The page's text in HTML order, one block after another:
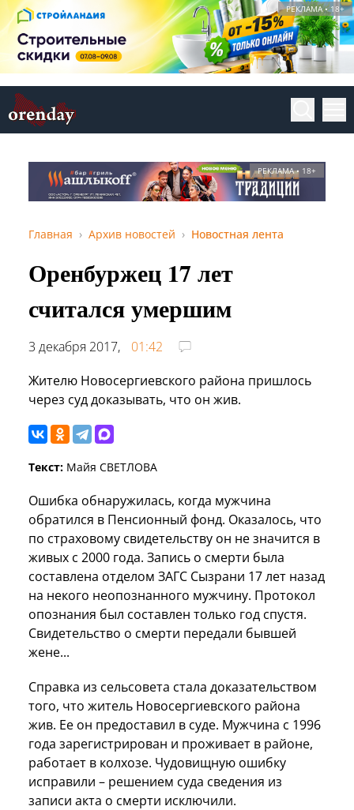
РЕКЛАМА • 18+
РЕКЛАМА • 18+
Главная Архив новостей Новостная лента
Оренбуржец 17 лет
считался умершим
3 декабря 2017,
01:42
Жителю Новосергиевского района пришлось
через суд доказывать, что он жив.
Текст: Майя СВЕТЛОВА
Ошибка обнаружилась, когда мужчина
обратился в Пенсионный фонд. Оказалось, что
по страховому свидетельству он не значится в
живых с 2000 года. Запись о смерти была
составлена отделом ЗАГС Сызрани 17 лет назад
на некого неопознанного мужчину. Протокол
опознания был составлен только год спустя.
Свидетельство о смерти передали бывшей
жене...
Справка из сельсовета стала доказательством
того, что житель Новосергиевского района
жив. Ее он предоставил в суде. Мужчина с 1996
года зарегистрирован и проживает в районе,
работает в колхозе. Чудовищную ошибку
исправили – решением суда сведения из
записи акта о смерти исключили.